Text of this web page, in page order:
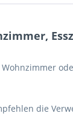
die